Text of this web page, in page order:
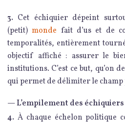
3. Cet échiquier dépeint
(petit)monde fait d’us et de
temporalités, entièrement
objectif affiché : assurer le
institutions. C’est ce but, qu’on
qui permet de délimiter le
— L’empilement des échiquiers
4. À chaque échelon politique